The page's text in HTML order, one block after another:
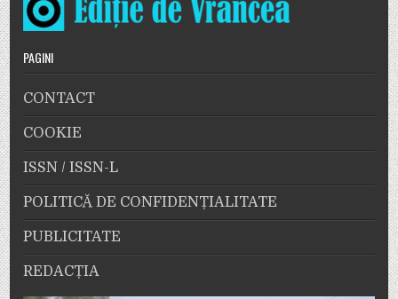
PAGINI
CONTACT
COOKIE
ISSN / ISSN-L
POLITICĂ DE CONFIDENȚIALITATE
PUBLICITATE
REDACȚIA